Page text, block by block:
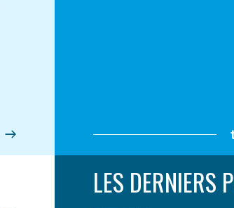
LES DERNIERS